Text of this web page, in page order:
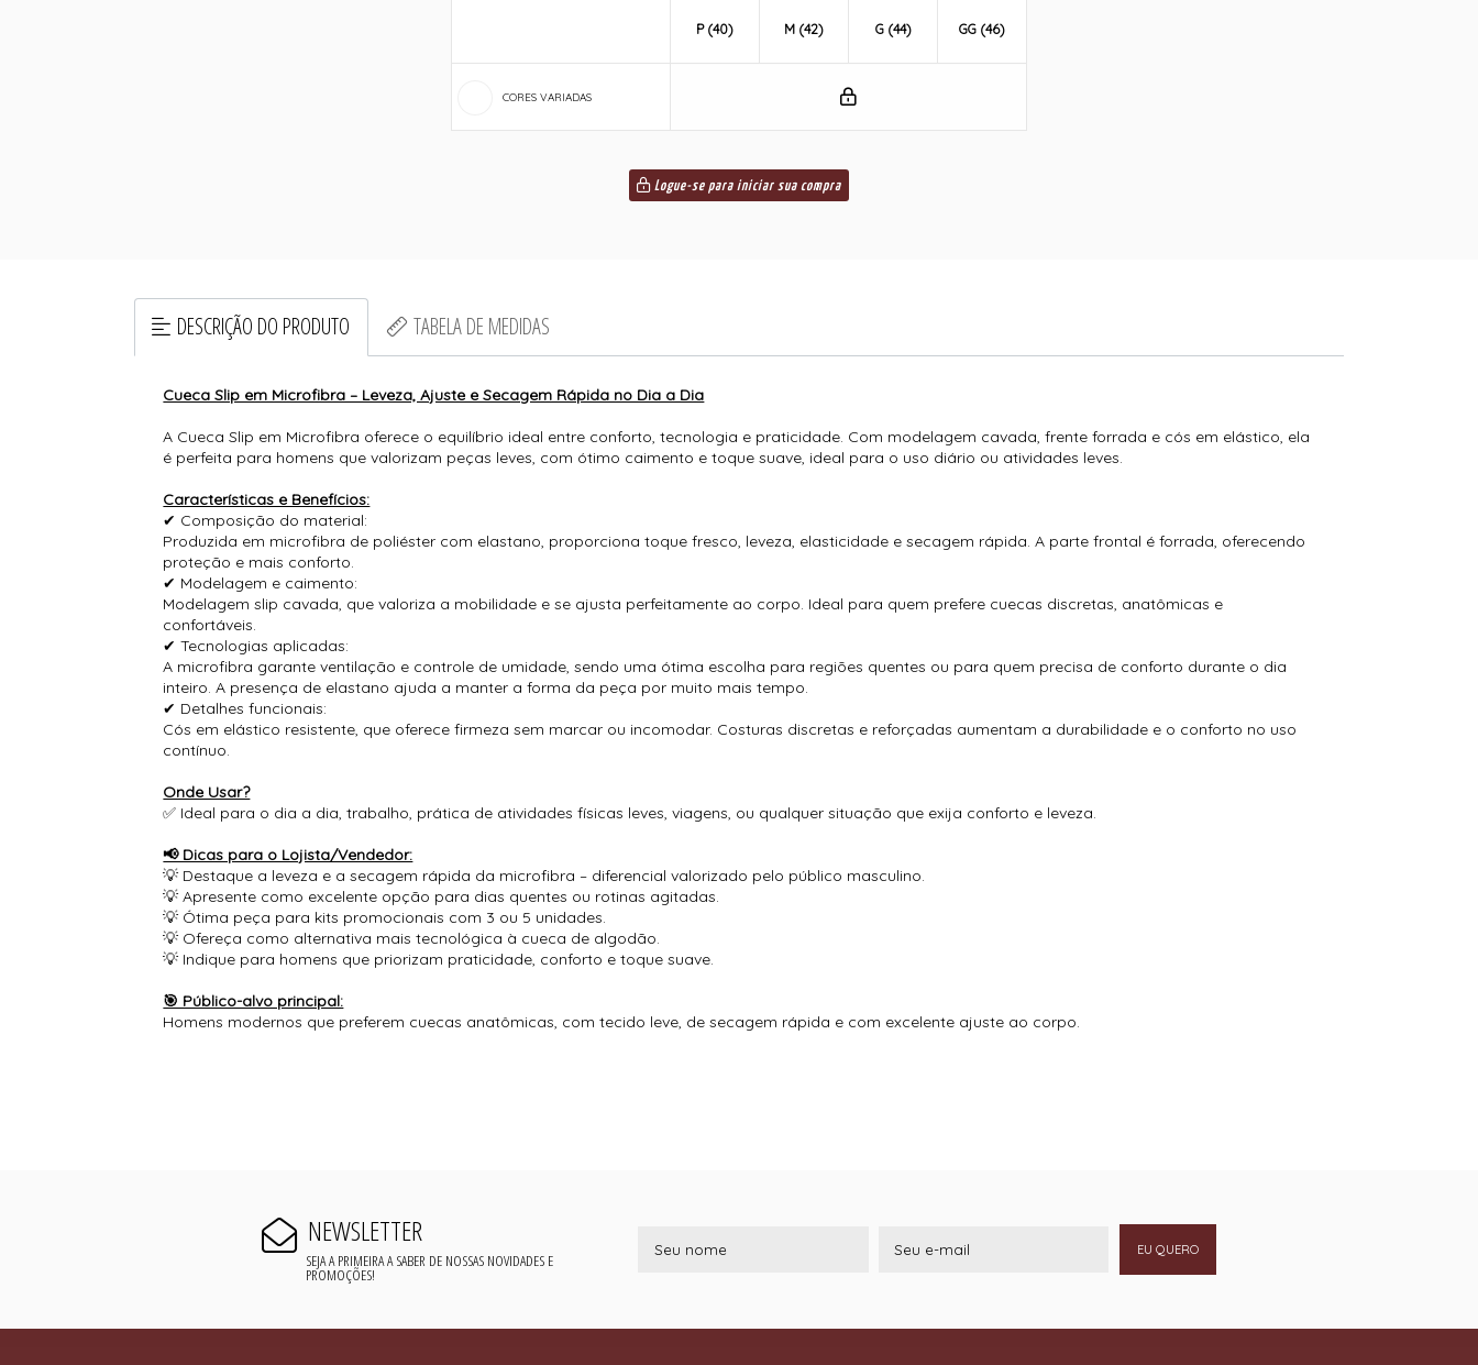
CORES VARIADAS
P (40) M (42) G (44) GG (46)
Logue-se para iniciar sua compra
DESCRIÇÃO DO PRODUTO TABELA DE MEDIDAS
Cueca Slip em Microfibra – Leveza, Ajuste e Secagem Rápida no Dia a Dia
A Cueca Slip em Microfibra oferece o equilíbrio ideal entre conforto, tecnologia e praticidade. Com modelagem cavada, frente forrada e cós em elástico, ela
é perfeita para homens que valorizam peças leves, com ótimo caimento e toque suave, ideal para o uso diário ou atividades leves.
Características e Benefícios:
✔ Composição do material:
Produzida em microfibra de poliéster com elastano, proporciona toque fresco, leveza, elasticidade e secagem rápida. A parte frontal é forrada, oferecendo
proteção e mais conforto.
✔ Modelagem e caimento:
Modelagem slip cavada, que valoriza a mobilidade e se ajusta perfeitamente ao corpo. Ideal para quem prefere cuecas discretas, anatômicas e
confortáveis.
✔ Tecnologias aplicadas:
A microfibra garante ventilação e controle de umidade, sendo uma ótima escolha para regiões quentes ou para quem precisa de conforto durante o dia
inteiro. A presença de elastano ajuda a manter a forma da peça por muito mais tempo.
✔ Detalhes funcionais:
Cós em elástico resistente, que oferece firmeza sem marcar ou incomodar. Costuras discretas e reforçadas aumentam a durabilidade e o conforto no uso
contínuo.
Onde Usar?
✅ Ideal para o dia a dia, trabalho, prática de atividades físicas leves, viagens, ou qualquer situação que exija conforto e leveza.
📢 Dicas para o Lojista/Vendedor:
💡 Destaque a leveza e a secagem rápida da microfibra – diferencial valorizado pelo público masculino.
💡 Apresente como excelente opção para dias quentes ou rotinas agitadas.
💡 Ótima peça para kits promocionais com 3 ou 5 unidades.
💡 Ofereça como alternativa mais tecnológica à cueca de algodão.
💡 Indique para homens que priorizam praticidade, conforto e toque suave.
🎯 Público-alvo principal:
Homens modernos que preferem cuecas anatômicas, com tecido leve, de secagem rápida e com excelente ajuste ao corpo.
NEWSLETTER
SEJA A PRIMEIRA A SABER DE NOSSAS NOVIDADES E
PROMOÇÕES!
EU QUERO